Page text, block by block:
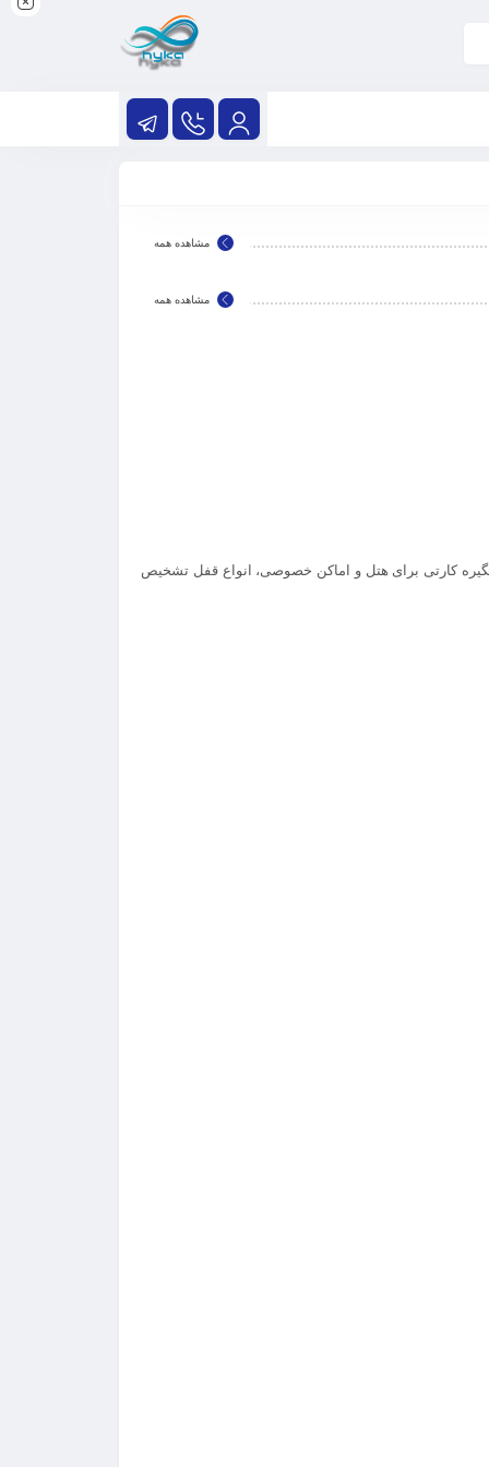
مشاهده همه
مشاهده همه
کارتی برای هتل و اماکن خصوصی، انواع قفل تشخیص